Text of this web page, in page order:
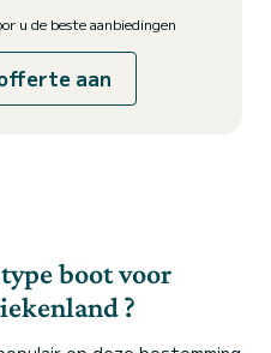
u de beste aanbiedingen
aan
boot voor
?